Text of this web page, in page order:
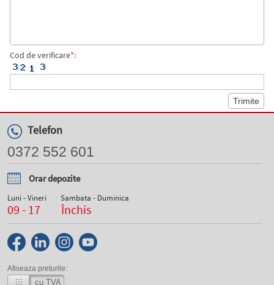
Cod de verificare*:
Telefon
0372 552 601
Orar depozite
Luni - Vineri
09 - 17
Sambata - Duminica
Închis
Afiseaza preturile:
cu TVA